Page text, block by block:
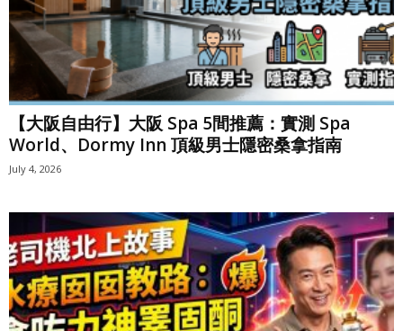
【大阪自由行】大阪 Spa 5間推薦：實測 Spa
World、Dormy Inn 頂級男士隱密桑拿指南
July 4, 2026